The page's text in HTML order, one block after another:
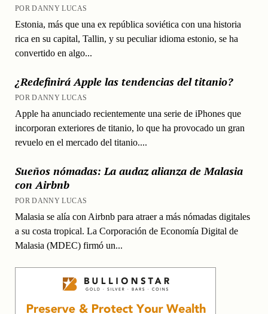
POR DANNY LUCAS
Estonia, más que una ex república soviética con una historia
rica en su capital, Tallin, y su peculiar idioma estonio, se ha
convertido en algo...
¿Redefinirá Apple las tendencias del titanio?
POR DANNY LUCAS
Apple ha anunciado recientemente una serie de iPhones que
incorporan exteriores de titanio, lo que ha provocado un gran
revuelo en el mercado del titanio....
Sueños nómadas: La audaz alianza de Malasia
con Airbnb
POR DANNY LUCAS
Malasia se alía con Airbnb para atraer a más nómadas digitales
a su costa tropical. La Corporación de Economía Digital de
Malasia (MDEC) firmó un...